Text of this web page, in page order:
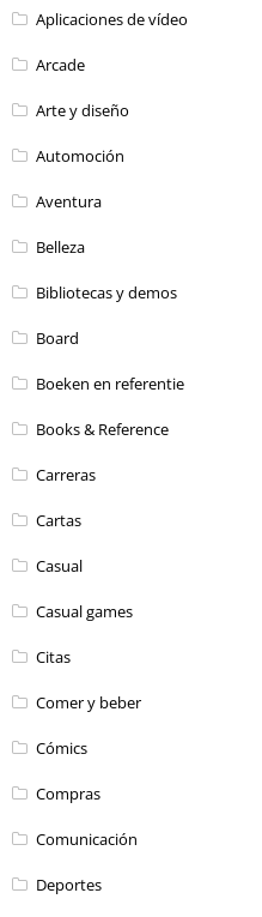
Aplicaciones de vídeo
Arcade
Arte y diseño
Automoción
Aventura
Belleza
Bibliotecas y demos
Board
Boeken en referentie
Books & Reference
Carreras
Cartas
Casual
Casual games
Citas
Comer y beber
Cómics
Compras
Comunicación
Deportes